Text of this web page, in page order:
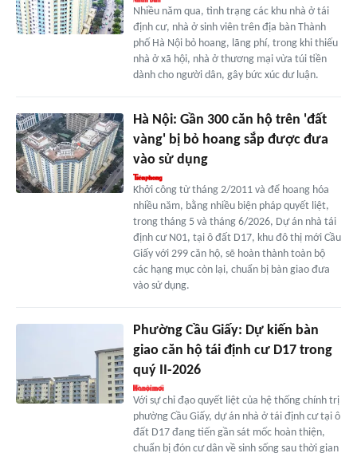
Nhiều năm qua, tình trạng các khu nhà ở tái
định cư, nhà ở sinh viên trên địa bàn Thành
phố Hà Nội bỏ hoang, lãng phí, trong khi thiếu
nhà ở xã hội, nhà ở thương mại vừa túi tiền
dành cho người dân, gây bức xúc dư luận.
Hà Nội: Gần 300 căn hộ trên 'đất
vàng' bị bỏ hoang sắp được đưa
vào sử dụng
Khởi công từ tháng 2/2011 và để hoang hóa
nhiều năm, bằng nhiều biện pháp quyết liệt,
trong tháng 5 và tháng 6/2026, Dự án nhà tái
định cư N01, tại ô đất D17, khu đô thị mới Cầu
Giấy với 299 căn hộ, sẽ hoàn thành toàn bộ
các hạng mục còn lại, chuẩn bị bàn giao đưa
vào sử dụng.
Phường Cầu Giấy: Dự kiến bàn
giao căn hộ tái định cư D17 trong
quý II-2026
Với sự chỉ đạo quyết liệt của hệ thống chính trị
phường Cầu Giấy, dự án nhà ở tái định cư tại ô
đất D17 đang tiến gần sát mốc hoàn thiện,
chuẩn bị đón cư dân về sinh sống sau thời gian